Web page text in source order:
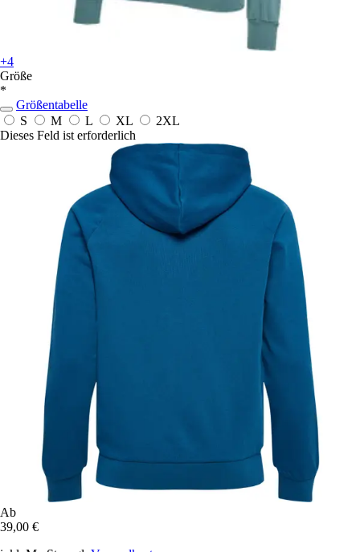
+4
Größe
*
Größentabelle
S
M L XL
2XL
Dieses Feld ist erforderlich
Ab
39,00 €